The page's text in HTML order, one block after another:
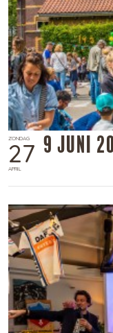
ZONDAG
27
APRIL
9 juni